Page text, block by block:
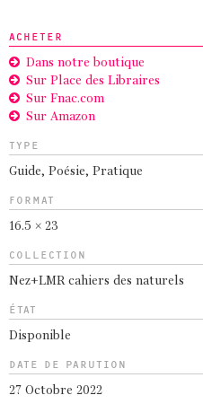
ACHETER
Dans notre boutique
Sur Place des Libraires
Sur Fnac.com
Sur Amazon
TYPE
Guide, Poésie, Pratique
FORMAT
16.5 × 23
COLLECTION
Nez+LMR cahiers des naturels
ÉTAT
Disponible
DATE DE PARUTION
27 Octobre 2022